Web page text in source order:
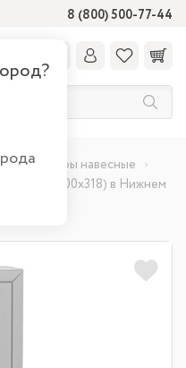
8 (800) 500-77-44
Шкафы навесные
(920х300х318) в Нижнем